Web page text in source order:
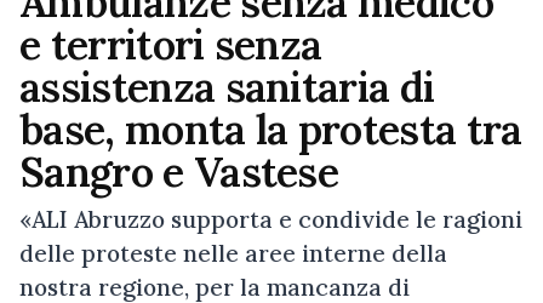
e territori senza
assistenza sanitaria di
base, monta la protesta tra
Sangro e Vastese
«ALI Abruzzo supporta e condivide le ragioni
delle proteste nelle aree interne della
nostra regione, per la mancanza di